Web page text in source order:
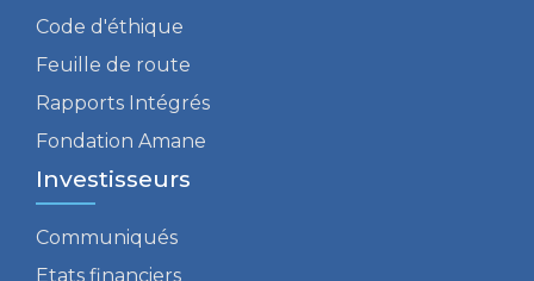
Code d'éthique
Feuille de route
Rapports Intégrés
Fondation Amane
Investisseurs
Communiqués
Etats financiers